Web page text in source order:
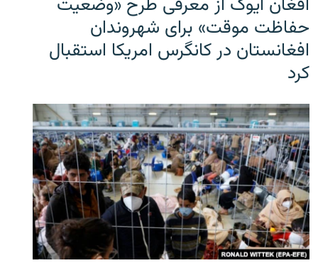
افغان ایوک از معرفی طرح «وضعیت
حفاظت موقت» برای شهروندان
افغانستان در کانگرس امریکا استقبال
کرد